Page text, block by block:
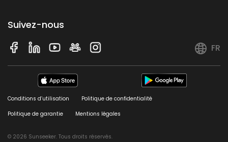
LiDAR 3D 360° + vision IA + pare-chocs
Affichage LED
Pare-chocs flottant
Suivez-nous
FR
Conditions d’utilisation
Politique de confidentialité
Politique de garantie
Mentions légales
© 2026 Sunseeker. Tous droits réservés.